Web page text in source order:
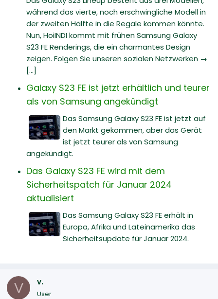
während das vierte, noch erschwingliche Modell in
der zweiten Hälfte in die Regale kommen könnte.
Nun, HoiINDI kommt mit frühen Samsung Galaxy
S23 FE Renderings, die ein charmantes Design
zeigen. Folgen Sie unseren sozialen Netzwerken →
[...]
Galaxy S23 FE ist jetzt erhältlich und teurer
als von Samsung angekündigt
Das Samsung Galaxy S23 FE ist jetzt auf
den Markt gekommen, aber das Gerät
ist jetzt teurer als von Samsung
angekündigt.
Das Galaxy S23 FE wird mit dem
Sicherheitspatch für Januar 2024
aktualisiert
Das Samsung Galaxy S23 FE erhält in
Europa, Afrika und Lateinamerika das
Sicherheitsupdate für Januar 2024.
V v.
User